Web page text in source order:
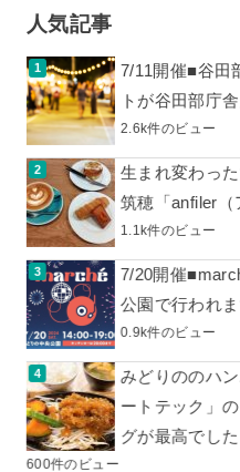
人気記事
7/11開催■谷田
トが谷田部庁
2.6k件のビュー
生まれ変わっ
筑穂「anfiler（
1.1k件のビュー
7/20開催
公園で行われ
0.9k件のビュー
みどりののハ
ートテック」
グが最高でし
600件のビュー